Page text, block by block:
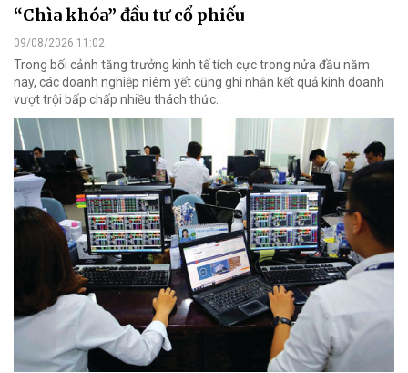
“Chìa khóa” đầu tư cổ phiếu
09/08/2026 11:02
Trong bối cảnh tăng trưởng kinh tế tích cực trong nửa đầu năm
nay, các doanh nghiệp niêm yết cũng ghi nhận kết quả kinh doanh
vượt trội bấp chấp nhiều thách thức.